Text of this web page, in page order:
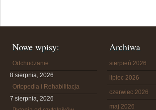
Nowe wpisy:
Odchudzanie
8 sierpnia, 2026
Ortopedia i Rehabilitacja
7 sierpnia, 2026
Archiwa
sierpień 2026
lipiec 2026
czerwiec 2026
maj 2026